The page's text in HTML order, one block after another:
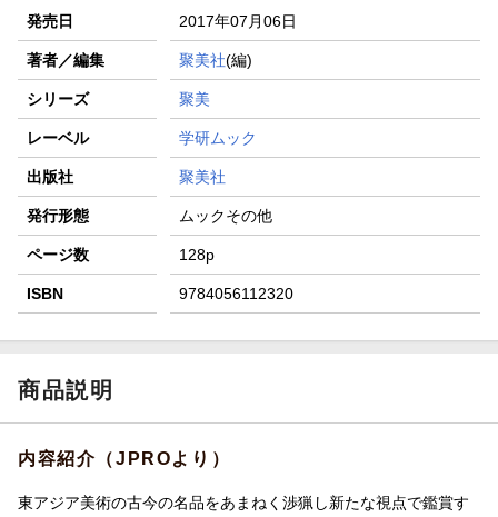
発売日 2017年07月06日
著者／編集 聚美社(編)
シリーズ 聚美
レーベル 学研ムック
出版社 聚美社
発行形態 ムックその他
ページ数 128p
ISBN 9784056112320
商品説明
内容紹介（JPROより）
東アジア美術の古今の名品をあまねく渉猟し新たな視点で鑑賞す